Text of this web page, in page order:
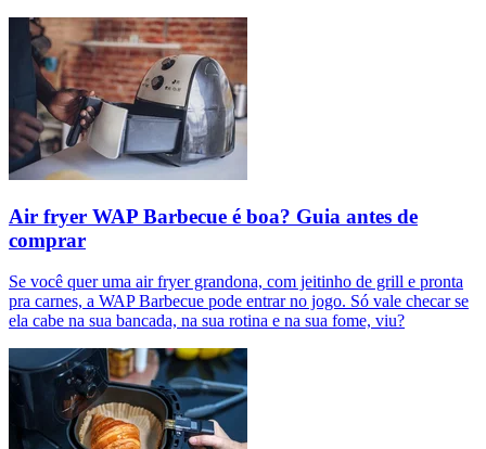
Air fryer WAP Barbecue é boa? Guia antes de
comprar
Se você quer uma air fryer grandona, com jeitinho de grill e pronta
pra carnes, a WAP Barbecue pode entrar no jogo. Só vale checar se
ela cabe na sua bancada, na sua rotina e na sua fome, viu?